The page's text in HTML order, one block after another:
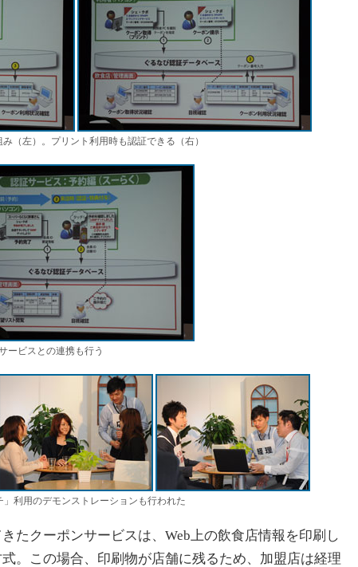
（左）。プリント利用時も認証できる（右）
ービスとの連携も行う
利用のデモンストレーションも行われた
たクーポンサービスは、Web上の飲食店情報を印刷し
。この場合、印刷物が店舗に残るため、加盟店は経理